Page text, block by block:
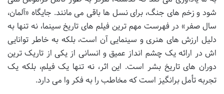
شود و زخم های جنگ، برای نسل ها باقی می مانند. جایگاه «آلمان،
سال صفر» در فهرست مهم ترین فیلم های تاریخ سینما، نه تنها به
دلیل ارزش های هنری و سینمایی آن است، بلکه به خاطر توانایی
اش در ارائه یک چشم انداز عمیق و انسانی از یکی از تاریک ترین
دوران های تاریخ بشر است. این اثر، نه تنها یک فیلم، بلکه یک
تجربه تأمل برانگیز است که مخاطب را به فکر وا می دارد.